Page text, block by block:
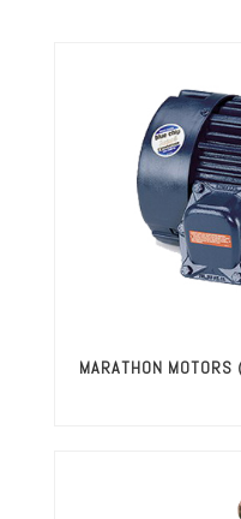
MARATHON